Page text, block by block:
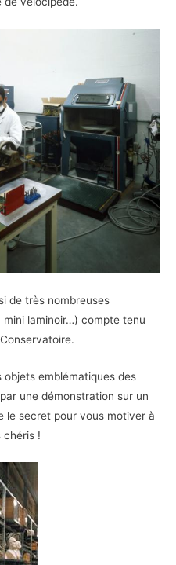
de très nombreuses
laminoir…) compte tenu
emblématiques des
une démonstration sur un
le secret pour vous motiver à
!